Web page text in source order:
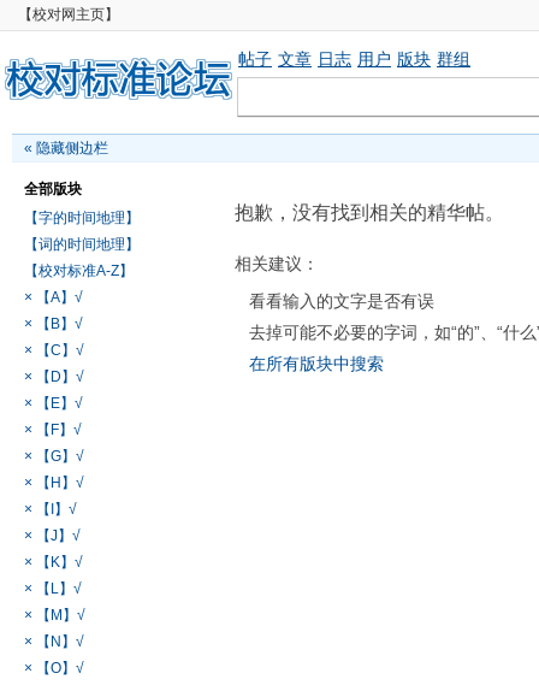
【校对网主页】
帖子 文章 日志 用户 版块 群组
« 隐藏侧边栏
全部版块
【字的时间地理】
【词的时间地理】
【校对标准A-Z】
× 【A】√
× 【B】√
× 【C】√
× 【D】√
× 【E】√
× 【F】√
× 【G】√
× 【H】√
× 【I】√
× 【J】√
× 【K】√
× 【L】√
× 【M】√
× 【N】√
× 【O】√
抱歉，没有找到相关的精华帖。
相关建议：
看看输入的文字是否有误
去掉可能不必要的字词，如“的”、“什么
在所有版块中搜索